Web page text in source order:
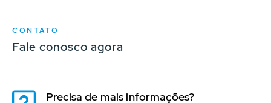
CONTATO
Fale conosco agora
Precisa de mais informações?